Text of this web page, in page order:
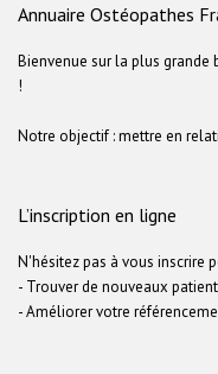
Annuaire Ostéopathes
Bienvenue sur la plus grande
!
Notre objectif : mettre en
L’inscription en ligne
N'hésitez pas à vous inscrire
- Trouver de nouveaux
- Améliorer votre